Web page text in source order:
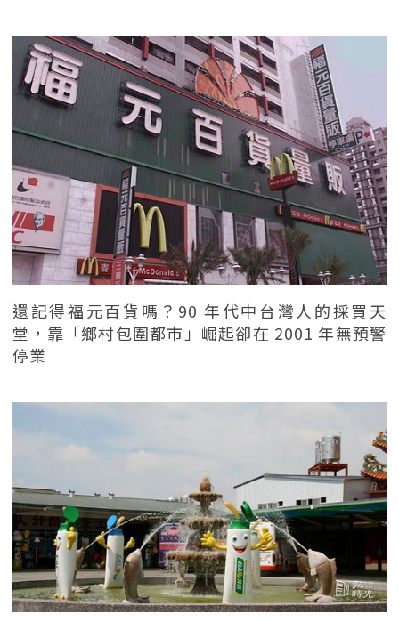
還記得福元百貨嗎？90 年代中台灣人的採買天
堂，靠「鄉村包圍都市」崛起卻在 2001 年無預警
停業